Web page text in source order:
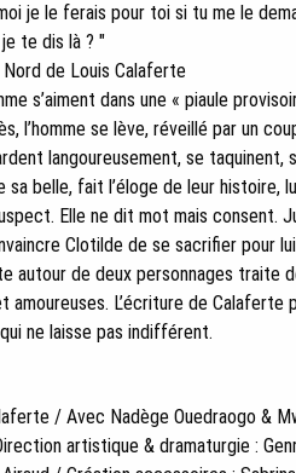
je le ferais pour toi si tu me le
te dis là ? "
de Louis Calaferte
s’aiment dans une « piaule
l’homme se lève, réveillé par un
langoureusement, se taquinent,
belle, fait l’éloge de leur histoire,
Elle ne dit mot mais consent.
Clotilde de se sacrifier pour
autour de deux personnages traite
L’écriture de Calaferte
ne laisse pas indifférent.
/ Avec Nadège Ouedraogo &
artistique & dramaturgie :